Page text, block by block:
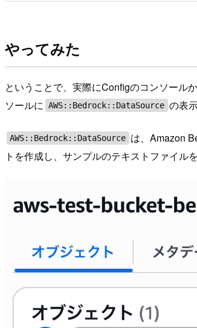
やってみた
ということで、実際にConfigのコンソール
ソールに AWS::Bedrock::DataSource の表
AWS::Bedrock::DataSource は、Amazon
トを作成し、サンプルのテキストファイル